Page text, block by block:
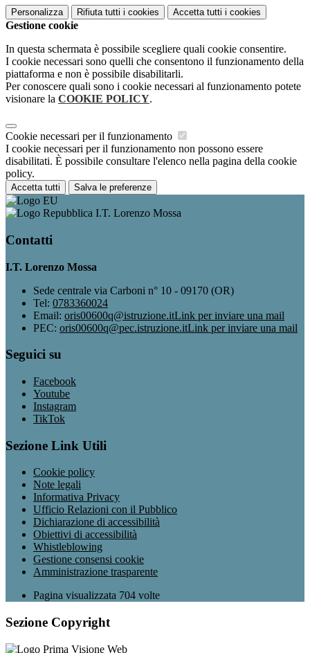
Personalizza Rifiuta tutti i cookies Accetta tutti i cookies
Gestione cookie
In questa schermata è possibile scegliere quali cookie consentire.
I cookie necessari sono quelli che consentono il funzionamento della
piattaforma e non è possibile disabilitarli.
Per conoscere quali sono i cookie necessari al funzionamento potete
visionare la COOKIE POLICY.
Cookie necessari per il funzionamento
I cookie necessari per il funzionamento non possono essere
disabilitati. È possibile consultare l'elenco nella pagina della cookie
policy.
Accetta tutti Salva le preferenze
I.T. Lorenzo Mossa
Contatti
I.T. Lorenzo Mossa
Sede centrale via Carboni n° 10 - 09170 (OR)
Tel: 0783360024
Email: oris00600q@istruzione.itLink per inviare una mail
PEC: oris00600q@pec.istruzione.itLink per inviare una mail
Seguici su
Facebook
Youtube
Instagram
TikTok
Sezione Link Utili
Cookie policy
Note legali
Informativa Privacy
Ufficio Relazioni con il Pubblico
Dichiarazione di accessibilità
Obiettivi di accessibilità
Whistleblowing
Gestione consensi cookie
Amministrazione trasparente
Pagina visualizzata 704 volte
Sezione Copyright